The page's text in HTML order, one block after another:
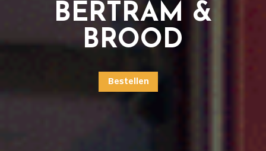
BERTRAM &
BROOD
Bestellen